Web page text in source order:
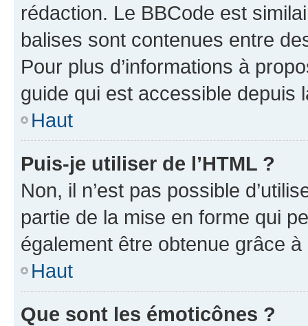
rédaction. Le BBCode est
balises sont contenues entre
Pour plus d’informations à
guide qui est accessible depuis
Haut
Puis-je utiliser de l’HTML ?
Non, il n’est pas possible
partie de la mise en forme qui
également être obtenue grâce à
Haut
Que sont les émoticônes ?